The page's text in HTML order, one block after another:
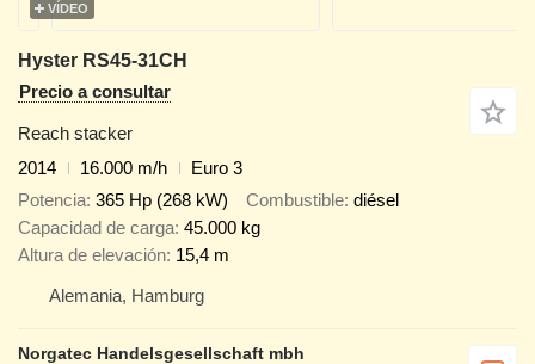
VÍDEO
Hyster RS45-31CH
Precio a consultar
Reach stacker
2014
16.000 m/h
Euro 3
Potencia 365 Hp (268 kW) Combustible diésel
Capacidad de carga 45.000 kg
Altura de elevación 15,4 m
Alemania, Hamburg
Norgatec Handelsgesellschaft mbh